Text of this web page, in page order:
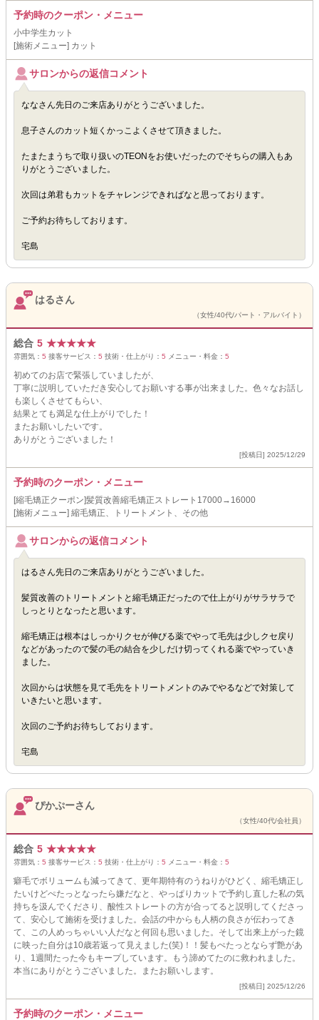
予約時のクーポン・メニュー
小中学生カット
[施術メニュー] カット
サロンからの返信コメント
ななさん先日のご来店ありがとうございました。
息子さんのカット短くかっこよくさせて頂きました。
たまたまうちで取り扱いのTEONをお使いだったのでそちらの購入もあ
りがとうございました。
次回は弟君もカットをチャレンジできればなと思っております。
ご予約お待ちしております。
宅島
はるさん
（女性/40代/パート・アルバイト）
総合 5 ★★★★★
雰囲気： 5 接客サービス： 5 技術・仕上がり： 5 メニュー・料金： 5
初めてのお店で緊張していましたが、
丁寧に説明していただき安心してお願いする事が出来ました。色々なお話し
も楽しくさせてもらい、
結果とても満足な仕上がりでした！
またお願いしたいです。
ありがとうございました！
[投稿日] 2025/12/29
予約時のクーポン・メニュー
[縮毛矯正クーポン]髪質改善縮毛矯正ストレート17000→16000
[施術メニュー] 縮毛矯正、トリートメント、その他
サロンからの返信コメント
はるさん先日のご来店ありがとうございました。
髪質改善のトリートメントと縮毛矯正だったので仕上がりがサラサラで
しっとりとなったと思います。
縮毛矯正は根本はしっかりクセが伸びる薬でやって毛先は少しクセ戻り
などがあったので髪の毛の結合を少しだけ切ってくれる薬でやっていき
ました。
次回からは状態を見て毛先をトリートメントのみでやるなどで対策して
いきたいと思います。
次回のご予約お待ちしております。
宅島
ぴかぷーさん
（女性/40代/会社員）
総合 5 ★★★★★
雰囲気： 5 接客サービス： 5 技術・仕上がり： 5 メニュー・料金： 5
癖毛でボリュームも減ってきて、更年期特有のうねりがひどく、縮毛矯正し
たいけどぺたっとなったら嫌だなと、やっぱりカットで予約し直した私の気
持ちを汲んでくださり、酸性ストレートの方が合ってると説明してくださっ
て、安心して施術を受けました。会話の中からも人柄の良さが伝わってき
て、この人めっちゃいい人だなと何回も思いました。そして出来上がった鏡
に映った自分は10歳若返って見えました(笑)！！髪もぺたっとならず艶があ
り、1週間たった今もキープしています。もう諦めてたのに救われました。
本当にありがとうございました。またお願いします。
[投稿日] 2025/12/26
予約時のクーポン・メニュー